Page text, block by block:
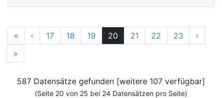
« ‹ Zurück
17 18 19 20 21 22 23 ›
»
587 Datensätze gefunden [weitere 107 verfügbar]
(Seite 20 von 25 bei 24 Datensätzen pro Seite)